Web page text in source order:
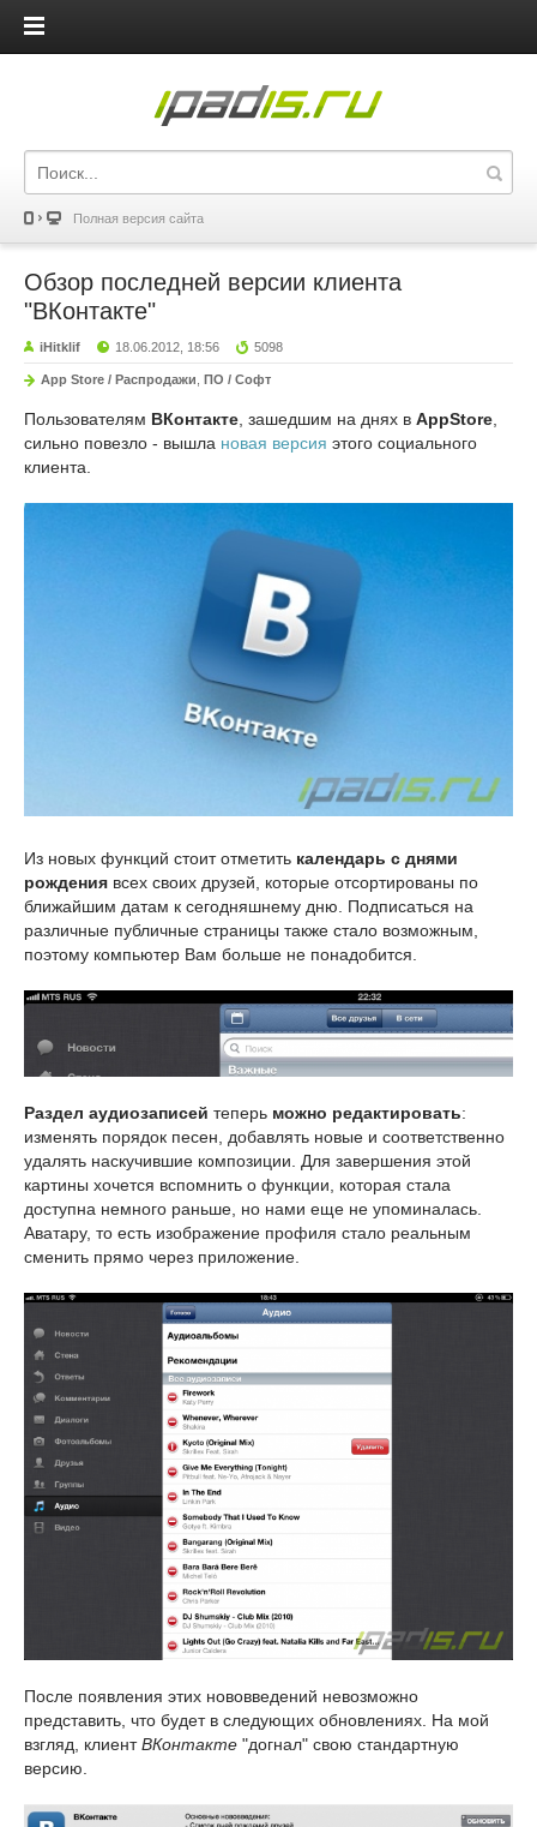
iPadis.ru
Полная версия сайта
Обзор последней версии клиента
"ВКонтакте"
iHitklif 18.06.2012, 18:56 5098
App Store / Распродажи ПО / Софт
Пользователям ВКонтакте , зашедшим на днях в AppStore
сильно повезло - вышла новая версия этого социального
клиента.
Из новых функций стоит отметить календарь с днями
рождения всех своих друзей, которые отсортированы по
ближайшим датам к сегодняшнему дню. Подписаться на
различные публичные страницы также стало возможным,
поэтому компьютер Вам больше не понадобится.
Раздел аудиозаписей теперь можно редактировать:
изменять порядок песен, добавлять новые и соответственно
удалять наскучившие композиции. Для завершения этой
картины хочется вспомнить о функции, которая стала
доступна немного раньше, но нами еще не упоминалась.
Аватару, то есть изображение профиля стало реальным
сменить прямо через приложение.
После появления этих нововведений невозможно
представить, что будет в следующих обновлениях. На мой
взгляд, клиентВКонтакте "догнал" свою стандартную
версию.